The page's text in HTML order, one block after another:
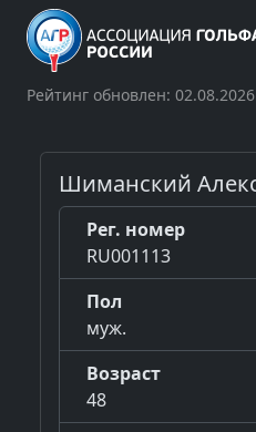
Рейтинг обновлен: 02.08.2026
Шиманский
Рег. номер
RU001113
Пол
муж.
Возраст
48